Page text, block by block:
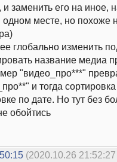
и заменить его на иное,
одном месте, но похоже
глобально изменить
название медиа
"видео_про***"
и тогда
по дате. Но тут без
обойтись
(2020.10.26 21:52:27